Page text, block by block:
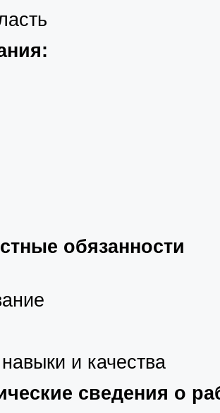
обязанности
и качества
сведения о